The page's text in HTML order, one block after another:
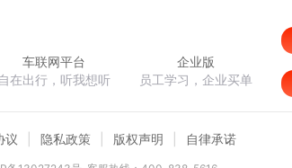
车联网平台
自在出行，听我想听
企业版
员工学习，企业买单
议 隐私政策 版权声明 自律承诺